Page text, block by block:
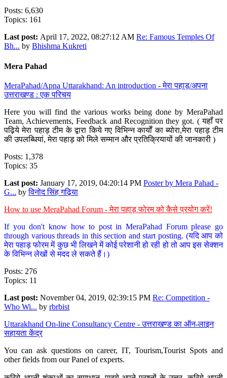
Posts: 6,630
Topics: 161
Last post: April 17, 2022, 08:27:12 AM Re: Famous Temples Of
Bh... by Bhishma Kukreti
Mera Pahad
MeraPahad/Apna Uttarakhand: An introduction - मेरा पहाड़/अपना
उत्तराखण्ड : एक परिचय
Here you will find the various works being done by MeraPahad
Team, Achievements, Feedback and Recognition they got. ( यहाँ पर
पढ़िये मेरा पहाड़ टीम के द्वारा किये गए विभिन्न कार्यों का ब्योरा,मेरा पहाड़ टीम
की उपलब्धियां, मेरा पहाड़ को मिले सम्मान और प्रतिक्रियायों की जानकारी )
Posts: 1,378
Topics: 35
Last post: January 17, 2019, 04:20:14 PM Poster by Mera Pahad -
G... byविनोद सिंह गढ़िया
How to use MeraPahad Forum - मेरा पहाड़ फोरम को कैसे प्रयोग करें!
If you don't know how to post in MeraPahad Forum please go
through various threads in this section and start posting. (यदि आप को
मेरा पहाड़ फोरम में कुछ भी लिखने में कोई परेशानी हो रही हो तो आप इस सेक्शन
के विभिन्न लेखों से मदद ले सकते हैं।)
Posts: 276
Topics: 11
Last post: November 04, 2019, 02:39:15 PM Re: Competition -
Who Wi... by rbrbist
Uttarakhand On-line Consultancy Centre - उत्तराखण्ड का ऑन-लाइन
सहायता केंद्र
You can ask questions on career, IT, Tourism,Tourist Spots and
other fields from our Panel of experts.